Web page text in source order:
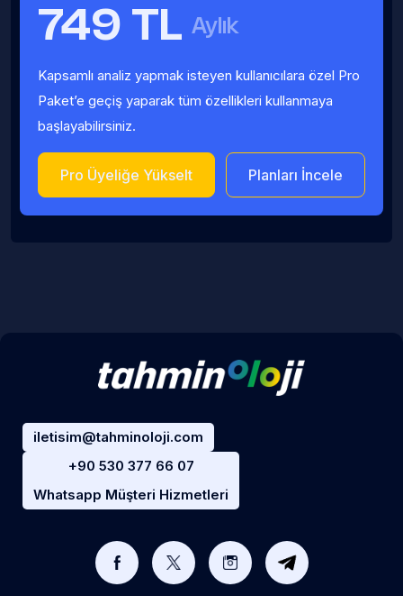
749 TL Aylık
Kapsamlı analiz yapmak isteyen kullanıcılara özel Pro
Paket’e geçiş yaparak tüm özellikleri kullanmaya
başlayabilirsiniz.
Pro Üyeliğe Yükselt Planları İncele
iletisim@tahminoloji.com
+90 530 377 66 07
Whatsapp Müşteri Hizmetleri